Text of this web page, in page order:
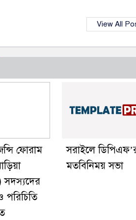
View All
ফোরাম
সদস্যদের
সরাইলে
মতবিনিময় সভা